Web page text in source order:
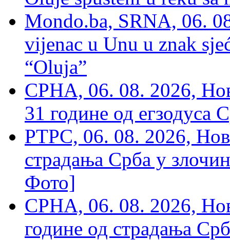
Mondo.ba, SRNA, 06.
vijenac u Unu u znak
“Oluja”
СРНА, 06. 08. 2026,
31 године од егзодуса
РТРС, 06. 08. 2026,
страдања Срба у
Фото]
СРНА, 06. 08. 2026,
године од страдања